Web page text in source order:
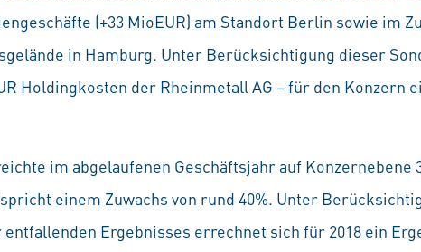
(+33 MioEUR) am Standort Berlin sowie im
in Hamburg. Unter Berücksichtigung dieser
Holdingkosten der Rheinmetall AG – für den Konzern
im abgelaufenen Geschäftsjahr auf Konzernebene
einem Zuwachs von rund 40%. Unter
Ergebnisses errechnet sich für 2018 ein